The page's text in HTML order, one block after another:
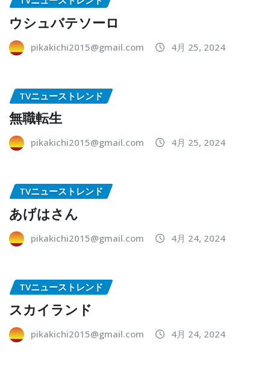
ウシュバテソーロ
pikakichi2015@gmail.com 4月 25, 2024
TVニューストレンド
無職転生
pikakichi2015@gmail.com 4月 25, 2024
TVニューストレンド
あげはさん
pikakichi2015@gmail.com 4月 24, 2024
TVニューストレンド
スカイランド
pikakichi2015@gmail.com 4月 24, 2024